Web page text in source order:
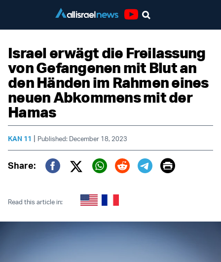
Israel erwägt die Freilassung
von Gefangenen mit Blut an
den Händen im Rahmen eines
neuen Abkommens mit der
Hamas
KAN 11 | Published: December 18, 2023
Share:
Twitter (X)
Print
Read this article in: